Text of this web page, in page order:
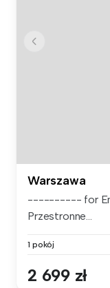
Warszawa
---------- for
Przestronne...
1 pokój
2 699 zł